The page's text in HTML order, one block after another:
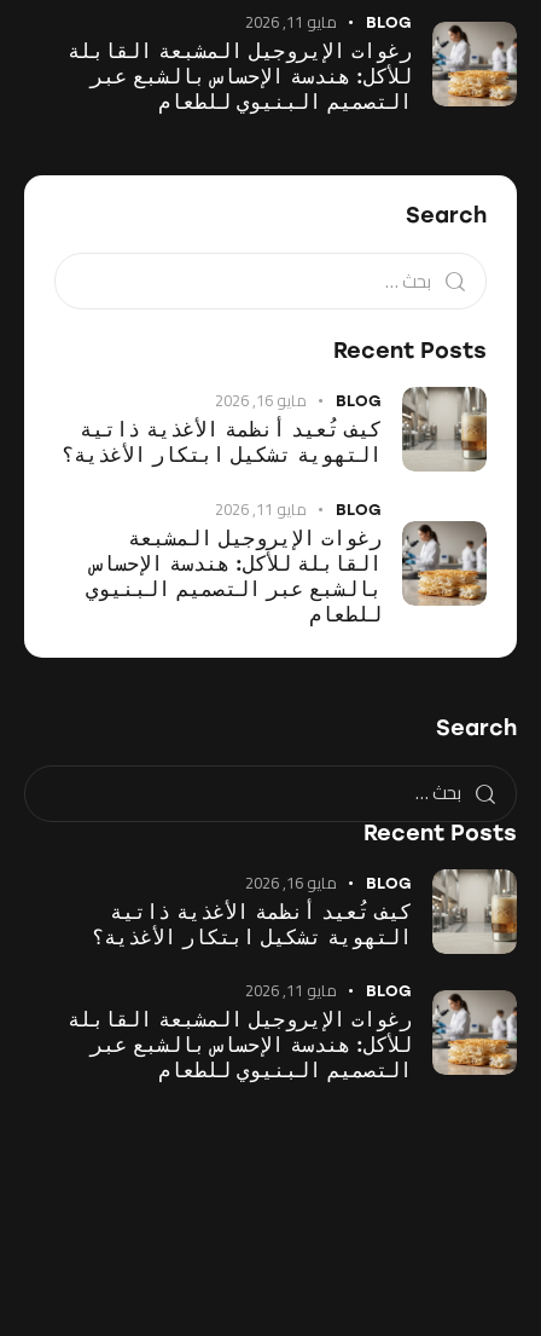
BLOG مايو 11, 2026
رغوات الإيروجيل المشبعة القابلة
للأكل: هندسة الإحساس بالشبع عبر
التصميم البنيوي للطعام
Search
Recent Posts
BLOG مايو 16, 2026
كيف تُعيد أنظمة الأغذية ذاتية
التهوية تشكيل ابتكار الأغذية؟
BLOG مايو 11, 2026
رغوات الإيروجيل المشبعة
القابلة للأكل: هندسة الإحساس
بالشبع عبر التصميم البنيوي
للطعام
Search
Recent Posts
BLOG مايو 16, 2026
كيف تُعيد أنظمة الأغذية ذاتية
التهوية تشكيل ابتكار الأغذية؟
BLOG مايو 11, 2026
رغوات الإيروجيل المشبعة القابلة
للأكل: هندسة الإحساس بالشبع عبر
التصميم البنيوي للطعام